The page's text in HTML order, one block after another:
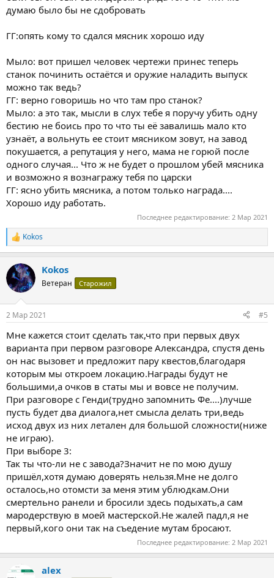
думаю было бы не сдобровать
ГГ:опять кому то сдался мясник хорошо иду
Мыло: вот пришел человек чертежи принес теперь
станок починить остаётся и оружие наладить выпуск
можно так ведь?
ГГ: верно говоришь но что там про станок?
Мыло: а это так, мысли в слух тебе я поручу убить одну
бестию не боись про то что ты её завалишь мало кто
узнаёт, а вольнуть ее стоит мясником зовут, на завод
покушается, а репутация у него, мама не горюй после
одного случая... Что ж не будет о прошлом убей мясника
и возможно я вознагражу тебя по царски
ГГ: ясно убить мясника, а потом только награда....
Хорошо иду работать.
Последнее редактирование: 2 Мар 2021
Р
е
к
ц
и
Kokos
Kokos
Ветеран Старожил
2 Мар 2021 #5
Мне кажется стоит сделать так,что при первых двух
варианта при первом разговоре Александра, спустя день
он нас вызовет и предложит пару квестов,благодаря
которым мы откроем локацию.Награды будут не
большими,а очков в статы мы и вовсе не получим.
При разговоре с Генди(трудно запомнить Фе....)лучше
пусть будет два диалога,нет смысла делать три,ведь
исход двух из них летален для большой сложности(ниже
не играю).
При выборе 3:
Так ты что-ли не с завода?Значит не по мою душу
пришёл,хотя думаю доверять нельзя.Мне не долго
осталось,но отомсти за меня этим ублюдкам.Они
смертельно ранели и бросили здесь подыхать,а сам
мародерствую в моей мастерской.Не жалей падл,я не
первый,кого они так на съедение мутам бросают.
Последнее редактирование: 2 Мар 2021
alex